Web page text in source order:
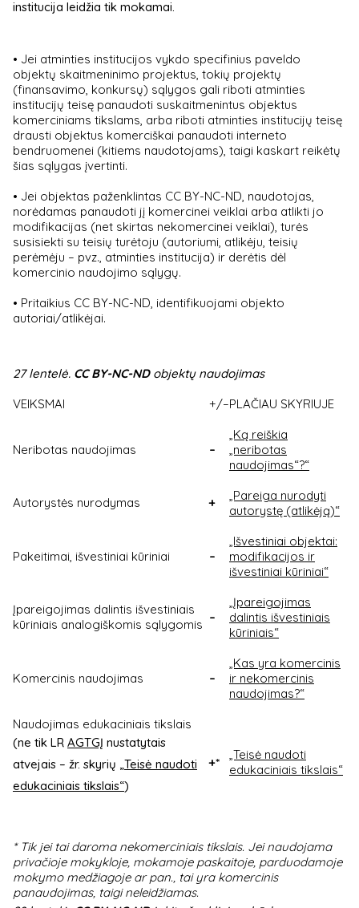
institucija leidžia tik mokamai.
• Jei atminties institucijos vykdo specifinius paveldo
objektų skaitmeninimo projektus, tokių projektų
(finansavimo, konkursų) sąlygos gali riboti atminties
institucijų teisę panaudoti suskaitmenintus objektus
komerciniams tikslams, arba riboti atminties institucijų teisę
drausti objektus komerciškai panaudoti interneto
bendruomenei (kitiems naudotojams), taigi kaskart reikėtų
šias sąlygas įvertinti.
• Jei objektas paženklintas CC BY-NC-ND, naudotojas,
norėdamas panaudoti jį komercinei veiklai arba atlikti jo
modifikacijas (net skirtas nekomercinei veiklai), turės
susisiekti su teisių turėtoju (autoriumi, atlikėju, teisių
perėmėju – pvz., atminties institucija) ir derėtis dėl
komercinio naudojimo sąlygų.
• Pritaikius CC BY-NC-ND, identifikuojami objekto
autoriai/atlikėjai.
27 lentelė. CC BY-NC-NDobjektų naudojimas
VEIKSMAI
+/–PLAČIAU SKYRIUJE
Neribotas naudojimas –
„Ką reiškia
„neribotas
naudojimas“?“
Autorystės nurodymas +
„Pareiga nurodyti
autorystę (atlikėją)“
Pakeitimai, išvestiniai kūriniai –
„Išvestiniai objektai:
modifikacijos ir
išvestiniai kūriniai“
Įpareigojimas dalintis išvestiniais
kūriniais analogiškomis sąlygomis –
„Įpareigojimas
dalintis išvestiniais
kūriniais“
Komercinis naudojimas –
„Kas yra komercinis
ir nekomercinis
naudojimas?“
Naudojimas edukaciniais tikslais
(ne tik LR AGTGĮ nustatytais
atvejais – žr. skyrių „Teisė naudoti
edukaciniais tikslais“)
+*
„Teisė naudoti
edukaciniais tikslais“
* Tik jei tai daroma nekomerciniais tikslais. Jei naudojama
privačioje mokykloje, mokamoje paskaitoje, parduodamoje
mokymo medžiagoje ar pan., tai yra komercinis
panaudojimas, taigi neleidžiamas.